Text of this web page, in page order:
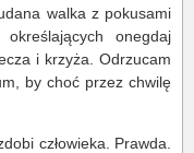
walka z pokusami
onegdaj
i krzyża. Odrzucam
by choć przez chwilę
człowieka. Prawda.